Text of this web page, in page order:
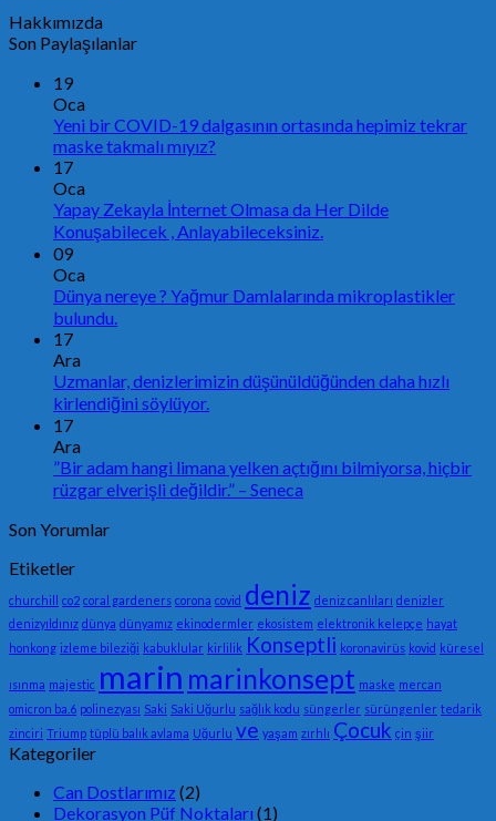
Hakkımızda
Son Paylaşılanlar
19
Oca
Yeni bir COVID-19 dalgasının ortasında hepimiz tekrar
maske takmalı mıyız?
17
Oca
Yapay Zekayla İnternet Olmasa da Her Dilde
Konuşabilecek , Anlayabileceksiniz.
09
Oca
Dünya nereye ? Yağmur Damlalarında mikroplastikler
bulundu.
17
Ara
Uzmanlar, denizlerimizin düşünüldüğünden daha hızlı
kirlendiğini söylüyor.
17
Ara
”Bir adam hangi limana yelken açtığını bilmiyorsa, hiçbir
rüzgar elverişli değildir.” – Seneca
Son Yorumlar
Etiketler
churchill co2 coral gardeners corona covid deniz deniz canlıları denizler
denizyıldınız dünya dünyamız ekinodermler ekosistem elektronik kelepçe hayat
honkong izleme bileziği kabuklular kirlilik Konseptli koronavirüs kovid küresel
ısınma majestic marin marinkonsept maske mercan
omicron ba.6 polinezyası Saki Saki Uğurlu sağlık kodu süngerler sürüngenler tedarik
zinciri Triump tüplü balık avlama Uğurlu ve yaşam zırhlı Çocuk çin şiir
Kategoriler
Can Dostlarımız (2)
Dekorasyon Püf Noktaları (1)